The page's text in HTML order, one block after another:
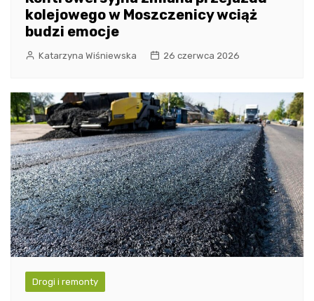
kolejowego w Moszczenicy wciąż
budzi emocje
Katarzyna Wiśniewska 26 czerwca 2026
Drogi i remonty